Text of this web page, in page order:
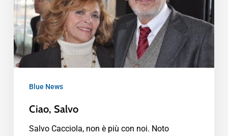
Blue News
Ciao, Salvo
Salvo Cacciola, non è più con noi. Noto